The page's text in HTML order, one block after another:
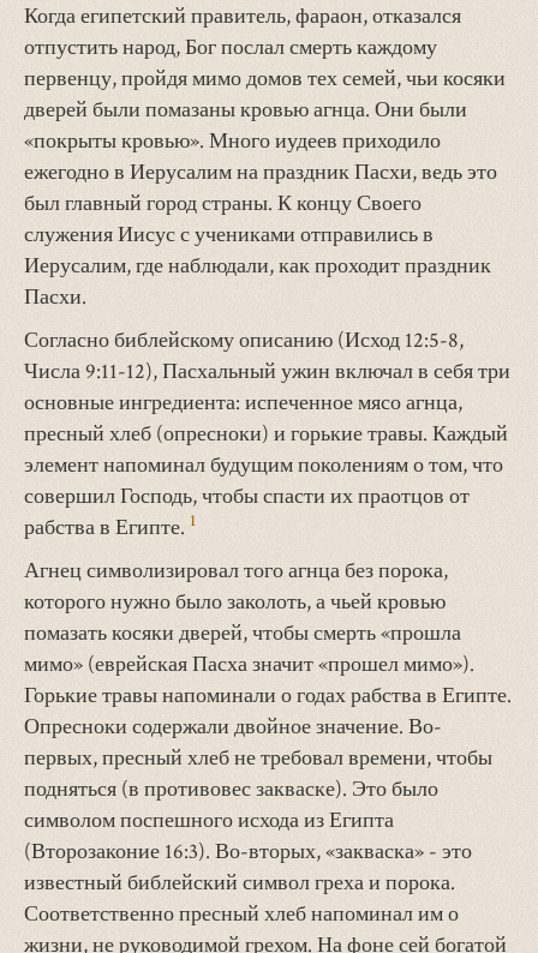
Когда египетский правитель, фараон, отказался
отпустить народ, Бог послал смерть каждому
первенцу, пройдя мимо домов тех семей, чьи косяки
дверей были помазаны кровью агнца. Они были
«покрыты кровью». Много иудеев приходило
ежегодно в Иерусалим на праздник Пасхи, ведь это
был главный город страны. К концу Своего
служения Иисус с учениками отправились в
Иерусалим, где наблюдали, как проходит праздник
Пасхи.
Согласно библейскому описанию (Исход 12:5-8,
Числа 9:11-12), Пасхальный ужин включал в себя три
основные ингредиента: испеченное мясо агнца,
пресный хлеб (опресноки) и горькие травы. Каждый
элемент напоминал будущим поколениям о том, что
совершил Господь, чтобы спасти их праотцов от
рабства в Египте. 1
Агнец символизировал того агнца без порока,
которого нужно было заколоть, а чьей кровью
помазать косяки дверей, чтобы смерть «прошла
мимо» (еврейская Пасха значит «прошел мимо»).
Горькие травы напоминали о годах рабства в Египте.
Опресноки содержали двойное значение. Во-
первых, пресный хлеб не требовал времени, чтобы
подняться (в противовес закваске). Это было
символом поспешного исхода из Египта
(Второзаконие 16:3). Во-вторых, «закваска» - это
известный библейский символ греха и порока.
Соответственно пресный хлеб напоминал им о
жизни, не руководимой грехом. На фоне сей богатой